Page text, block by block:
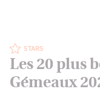
STARS
Les 20 plus
Gémeaux